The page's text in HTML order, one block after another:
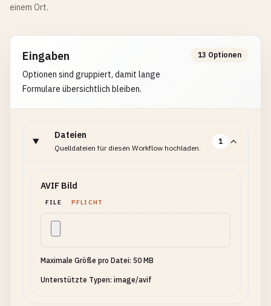
einem Ort.
Eingaben
Optionen sind gruppiert, damit lange
Formulare übersichtlich bleiben.
13 Optionen
Dateien
Quelldateien für diesen Workflow hochladen.
1
AVIF Bild
FILE PFLICHT
Maximale Größe pro Datei: 50 MB
Unterstützte Typen: image/avif